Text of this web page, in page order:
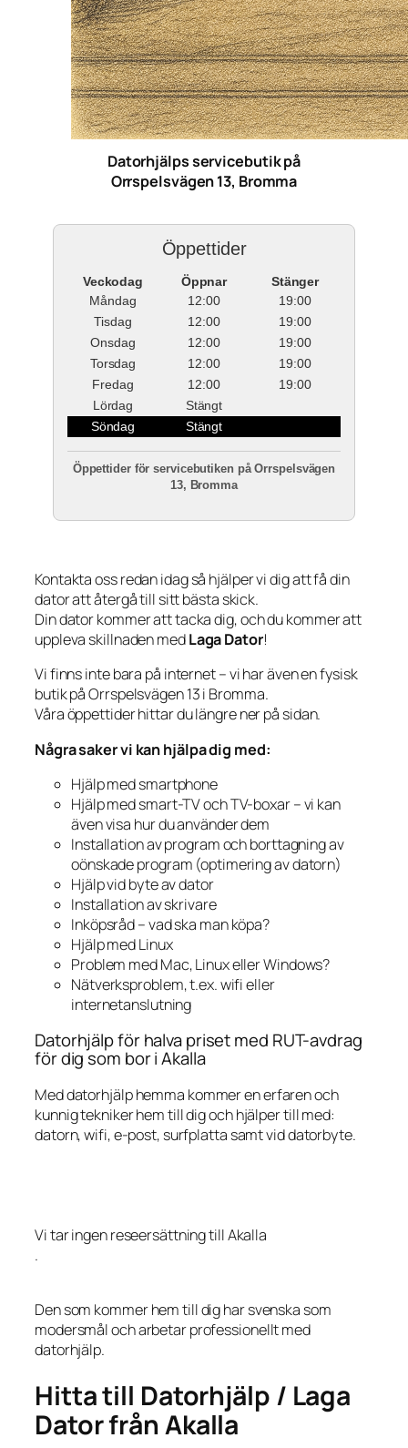
Datorhjälps servicebutik på
Orrspelsvägen 13, Bromma
Öppettider
Veckodag Öppnar
Stänger
Måndag
12:00
19:00
Tisdag
12:00
19:00
Onsdag
12:00
19:00
Torsdag
12:00
19:00
Fredag
12:00
19:00
Lördag
Stängt
Söndag
Stängt
Öppettider för servicebutiken på Orrspelsvägen
13, Bromma
Kontakta oss redan idag så hjälper vi dig att få din
dator att återgå till sitt bästa skick.
Din dator kommer att tacka dig, och du kommer att
uppleva skillnaden medLaga Dator!
Vi finns inte bara på internet – vi har även en fysisk
butik på Orrspelsvägen 13 i Bromma.
Våra öppettider hittar du längre ner på sidan.
Några saker vi kan hjälpa dig med:
Hjälp med smartphone
Hjälp med smart-TV och TV-boxar – vi kan
även visa hur du använder dem
Installation av program och borttagning av
oönskade program (optimering av datorn)
Hjälp vid byte av dator
Installation av skrivare
Inköpsråd – vad ska man köpa?
Hjälp med Linux
Problem med Mac, Linux eller Windows?
Nätverksproblem, t.ex. wifi eller
internetanslutning
Datorhjälp för halva priset med RUT-avdrag
för dig som bor i Akalla
Med datorhjälp hemma kommer en erfaren och
kunnig tekniker hem till dig och hjälper till med:
datorn, wifi, e-post, surfplatta samt vid datorbyte.
Vi tar ingen reseersättning till Akalla
.
Den som kommer hem till dig har svenska som
modersmål och arbetar professionellt med
datorhjälp.
Hitta till Datorhjälp / Laga
Dator från Akalla